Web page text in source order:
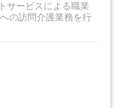
サービスによる職業
の訪問介護業務を行